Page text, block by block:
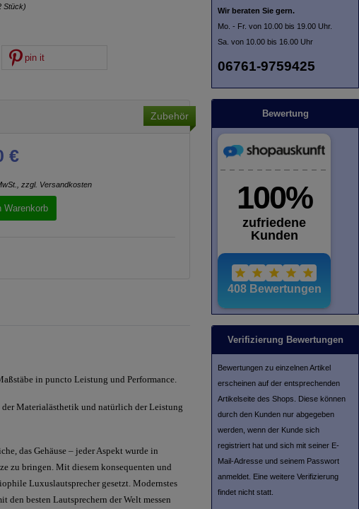
Stück)
pin it
Zubehör
€
zzgl. Versandkosten
Warenkorb
in puncto Leistung und Performance.
Materialästhetik und natürlich der Leistung
das Gehäuse – jeder Aspekt wurde in
zu bringen. Mit diesem konsequenten und
Luxuslautsprecher gesetzt. Modernstes
besten Lautsprechern der Welt messen
Wir beraten Sie gern.
Mo. - Fr. von 10.00 bis 19.00 Uhr.
Sa. von 10.00 bis 16.00 Uhr
06761-9759425
Bewertung
Verifizierung Bewertungen
Bewertungen zu einzelnen Artikel
erscheinen auf der entsprechenden
Artikelseite des Shops. Diese können
durch den Kunden nur abgegeben
werden, wenn der Kunde sich
registriert hat und sich mit seiner E-
Mail-Adresse und seinem Passwort
anmeldet. Eine weitere Verifizierung
findet nicht statt.